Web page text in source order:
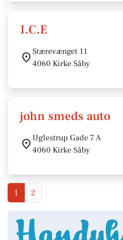
I.C.E
Stærevænget 11
4060 Kirke Såby
john smeds auto
Uglestrup Gade 7 A
4060 Kirke Såby
1 2